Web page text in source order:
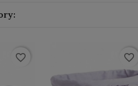
favorite_border favorite_border